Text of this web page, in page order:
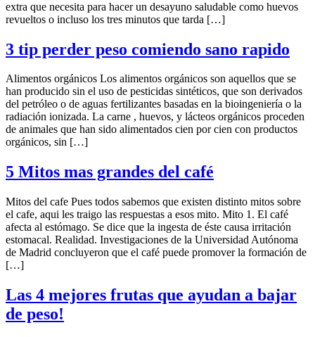
extra que necesita para hacer un desayuno saludable como huevos
revueltos o incluso los tres minutos que tarda […]
3 tip perder peso comiendo sano rapido
Alimentos orgánicos Los alimentos orgánicos son aquellos que se
han producido sin el uso de pesticidas sintéticos, que son derivados
del petróleo o de aguas fertilizantes basadas en la bioingeniería o la
radiación ionizada. La carne , huevos, y lácteos orgánicos proceden
de animales que han sido alimentados cien por cien con productos
orgánicos, sin […]
5 Mitos mas grandes del café
Mitos del cafe Pues todos sabemos que existen distinto mitos sobre
el cafe, aqui les traigo las respuestas a esos mito. Mito 1. El café
afecta al estómago. Se dice que la ingesta de éste causa irritación
estomacal. Realidad. Investigaciones de la Universidad Autónoma
de Madrid concluyeron que el café puede promover la formación de
[…]
Las 4 mejores frutas que ayudan a bajar
de peso!